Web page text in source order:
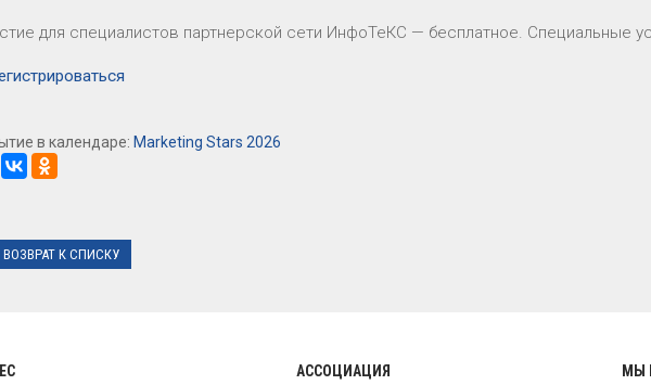
для специалистов партнерской сети ИнфоТеКС — бесплатное. Специальные
в календаре: Marketing Stars 2026
ВОЗВРАТ К СПИСКУ
АССОЦИАЦИЯ МЫ